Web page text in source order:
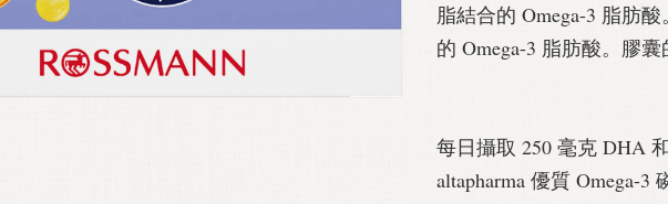
脂結合的 Omega-3 脂肪
的 Omega-3 脂肪酸。膠
每日攝取 250 毫克 DHA
altapharma 優質 Omega-